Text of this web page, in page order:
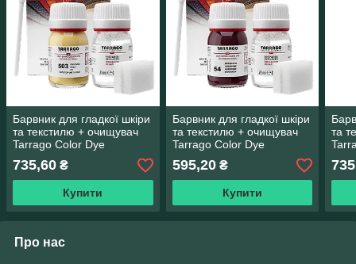
Барвник для гладкої шкіри
та текстилю + очищувач
Tarrago Color Dye
25мл+25мл колір золотий
металік (503)
735,60 ₴
Купити
Барвник для гладкої шкіри
та текстилю + очищувач
Tarrago Color Dye
25мл+25мл колір темно
бузковий (54)
595,20₴
Купити
та
Про нас